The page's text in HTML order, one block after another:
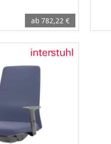
ab 782,22 €